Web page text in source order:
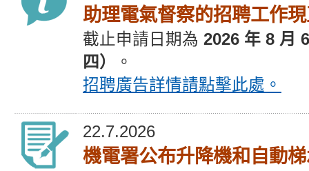
助理電氣督察的招聘工作
截止申請 日期為 2026 年 8 月
四）
。
招聘廣告詳情請點擊此處。
22.7.2026
機電署公布升降機和自動